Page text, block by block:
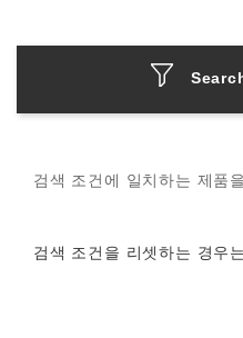
검색 조건에 일치하는 제품
검색 조건을 리셋하는 경우는